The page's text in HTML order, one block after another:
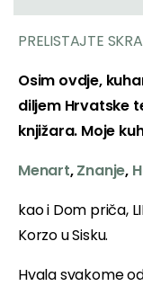
PRELISTAJTE
Osim ovdje,
diljem Hrvatske
knjižara. Moje
Menart,Znanje,
kao i Dom priča,
Korzo u Sisku.
Hvala svakome